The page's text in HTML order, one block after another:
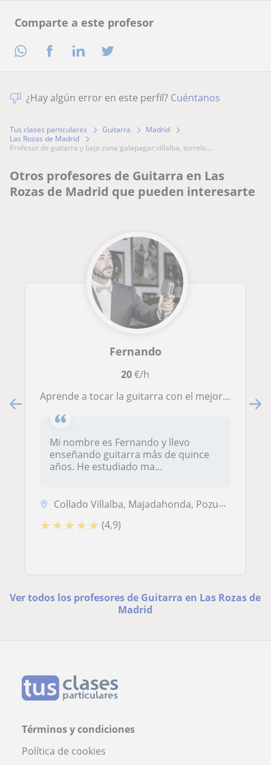
Comparte a este profesor
¿Hay algún error en este perfil? Cuéntanos
Tus clases particulares Guitarra
Madrid
Las Rozas de Madrid
profesor de guitarra y bajo zona galapagar,villalba, torrelo...
Otros profesores de Guitarra en Las
Rozas de Madrid que pueden interesarte
Fernando
20€/h
Aprende a tocar la guitarra con el mejor método
Mi nombre es Fernando y llevo
enseñando guitarra más de quince
años. He estudiado ma...
Collado Villalba, Majadahonda, Pozuelo de Alarcón, Las Rozas de Madrid...
★ ★ ★ ★ ★ (4,9)
Ver todos los profesores de Guitarra en Las Rozas de
Madrid
Términos y condiciones
Política de cookies